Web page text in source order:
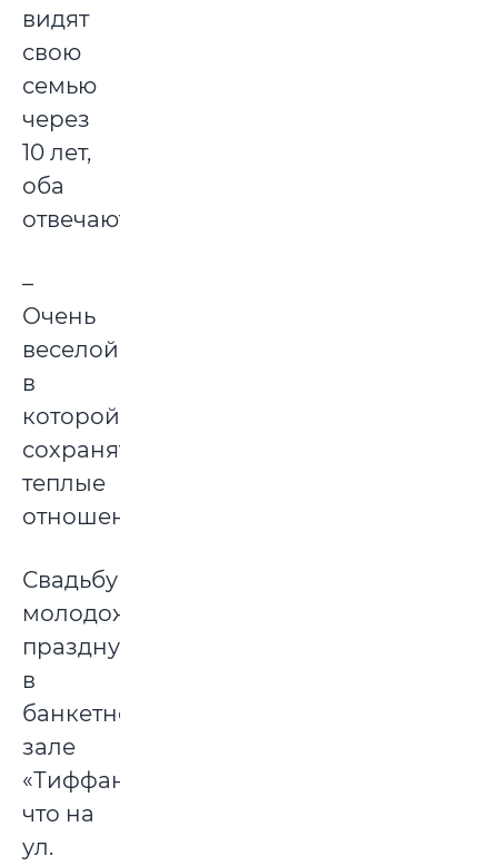
видят
свою
семью
через
10 лет,
оба
отвечают:
–
Очень
веселой,
в
которой
сохранятся
теплые
отношения.
Свадьбу
молодожены
празднуют
в
банкетном
зале
«Тиффани»,
что на
ул.